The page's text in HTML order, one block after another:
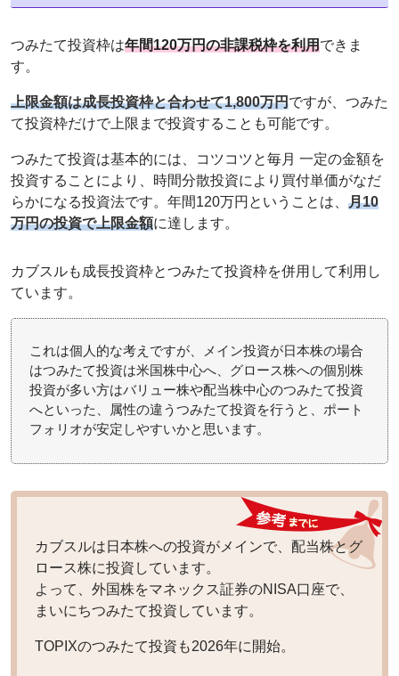
つみたて投資枠は年間120万円の非課税枠を利用できま
す。
上限金額は成長投資枠と合わせて1,800万円ですが、つみた
て投資枠だけで上限まで投資することも可能です。
つみたて投資は基本的には、コツコツと毎月 一定の金額を
投資することにより、時間分散投資により買付単価がなだ
らかになる投資法です。年間120万円ということは、 月10
万円の投資で上限金額に達します。
カブスルも成長投資枠とつみたて投資枠を併用して利用し
ています。
これは個人的な考えですが、メイン投資が日本株の場合
はつみたて投資は米国株中心へ、グロース株への個別株
投資が多い方はバリュー株や配当株中心のつみたて投資
へといった、属性の違うつみたて投資を行うと、ポート
フォリオが安定しやすいかと思います。
カブスルは日本株への投資がメインで、配当株とグ
ロース株に投資しています。
よって、外国株をマネックス証券のNISA口座で、
まいにちつみたて投資しています。
TOPIXのつみたて投資も2026年に開始。